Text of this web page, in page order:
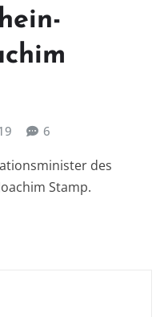
6
des
Stamp.